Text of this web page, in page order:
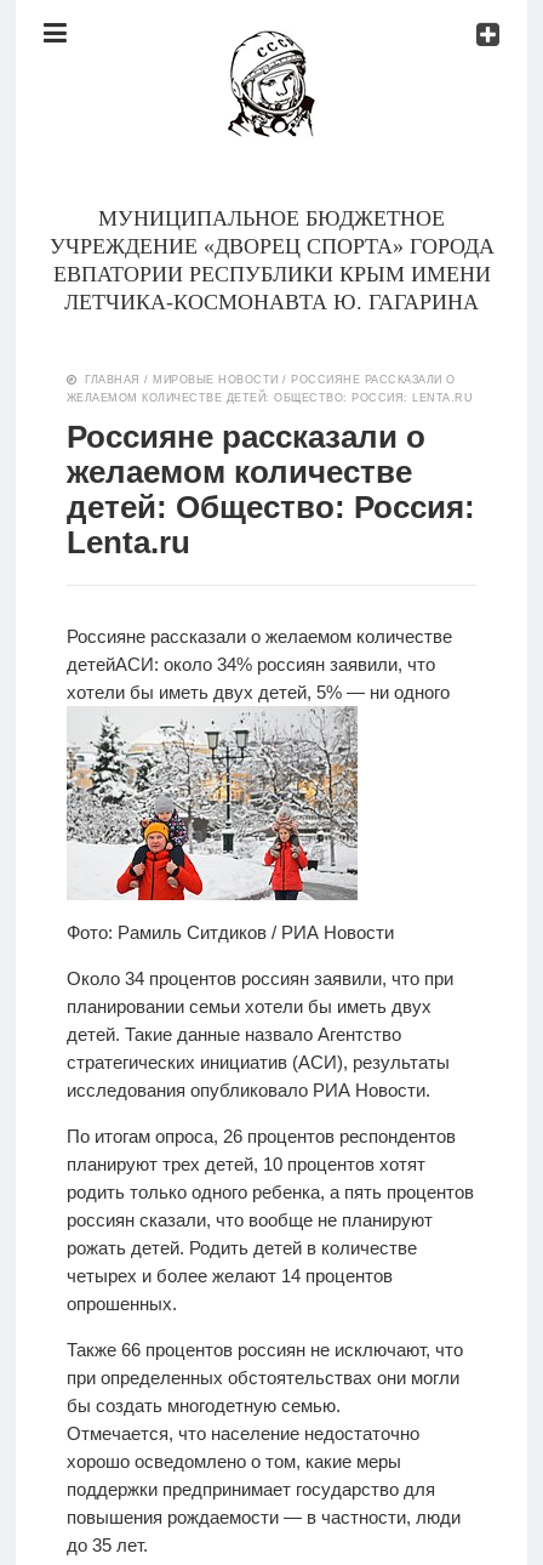
Документы
МУНИЦИПАЛЬНОЕ БЮДЖЕТНОЕ
УЧРЕЖДЕНИЕ «ДВОРЕЦ СПОРТА» ГОРОДА
ЕВПАТОРИИ РЕСПУБЛИКИ КРЫМ ИМЕНИ
ЛЕТЧИКА-КОСМОНАВТА Ю. ГАГАРИНА
Документы
Контакты
Новости
Родителям
О
нас
Версия для
слабовидящих
ГЛАВНАЯ / МИРОВЫЕ НОВОСТИ / РОССИЯНЕ РАССКАЗАЛИ О
ЖЕЛАЕМОМ КОЛИЧЕСТВЕ ДЕТЕЙ: ОБЩЕСТВО: РОССИЯ: LENTA.RU
Россияне рассказали о
желаемом количестве
детей: Общество: Россия:
Lenta.ru
Россияне рассказали о желаемом количестве
детейАСИ: около 34% россиян заявили, что
хотели бы иметь двух детей, 5% — ни одного
Фото: Рамиль Ситдиков / РИА Новости
Около 34 процентов россиян заявили, что при
планировании семьи хотели бы иметь двух
детей. Такие данные назвало Агентство
стратегических инициатив (АСИ), результаты
исследования опубликовало РИА Новости.
По итогам опроса, 26 процентов респондентов
планируют трех детей, 10 процентов хотят
родить только одного ребенка, а пять процентов
россиян сказали, что вообще не планируют
рожать детей. Родить детей в количестве
четырех и более желают 14 процентов
опрошенных.
Также 66 процентов россиян не исключают, что
при определенных обстоятельствах они могли
бы создать многодетную семью.
Отмечается, что население недостаточно
хорошо осведомлено о том, какие меры
поддержки предпринимает государство для
повышения рождаемости — в частности, люди
до 35 лет.